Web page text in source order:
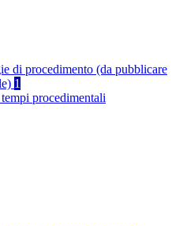
di procedimento (da pubblicare
1
procedimentali